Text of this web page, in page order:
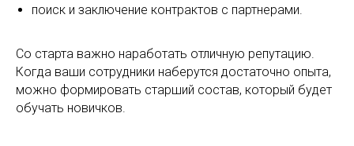
поиск и заключение контрактов с партнерами.
Со старта важно наработать отличную репутацию.
Когда ваши сотрудники наберутся достаточно опыта,
можно формировать старший состав, который будет
обучать новичков.